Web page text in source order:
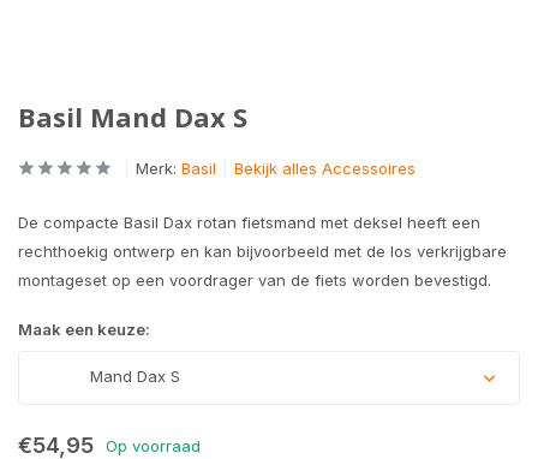
Basil Mand Dax S
Merk: Basil Bekijk alles Accessoires
De compacte Basil Dax rotan fietsmand met deksel heeft een
rechthoekig ontwerp en kan bijvoorbeeld met de los verkrijgbare
montageset op een voordrager van de fiets worden bevestigd.
Maak een keuze:
Mand Dax S
€54,95 Op voorraad